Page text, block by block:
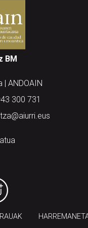
BM
| ANDOAIN
300 731